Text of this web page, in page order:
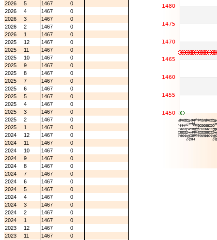
2026
5 1467
0
2026
4 1467
0
2026
3 1467
0
2026
2 1467
0
2026
1 1467
0
2025
12 1467
0
2025
11 1467
0
2025
10 1467
0
2025
9 1467
0
2025
8 1467
0
2025
7 1467
0
2025
6 1467
0
2025
5 1467
0
2025
4 1467
0
2025
3 1467
0
2025
2 1467
0
2025
1 1467
0
2024
12 1467
0
2024
11 1467
0
2024
10 1467
0
2024
9 1467
0
2024
8 1467
0
2024
7 1467
0
2024
6 1467
0
2024
5 1467
0
2024
4 1467
0
2024
3 1467
0
2024
2 1467
0
2024
1 1467
0
2023
12 1467
0
2023
11 1467
0